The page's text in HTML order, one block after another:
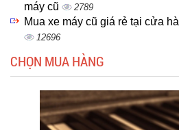
máy cũ
2789
Mua xe máy cũ giá rẻ tại cửa
12696
CHỌN MUA HÀNG